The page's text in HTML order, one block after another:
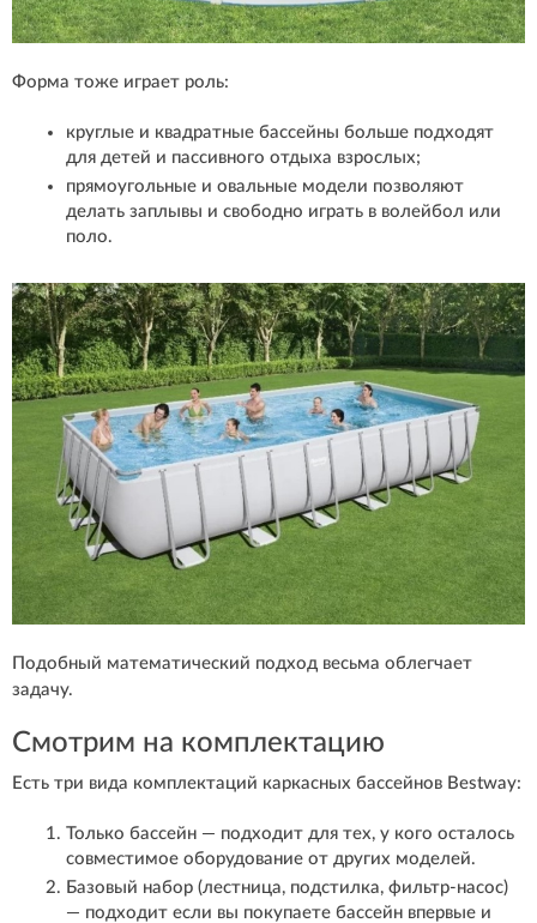
Форма тоже играет роль:
круглые и квадратные бассейны больше подходят
для детей и пассивного отдыха взрослых;
прямоугольные и овальные модели позволяют
делать заплывы и свободно играть в волейбол или
поло.
Подобный математический подход весьма облегчает
задачу.
Смотрим на комплектацию
Есть три вида комплектаций каркасных бассейнов Bestway:
Только бассейн — подходит для тех, у кого осталось
совместимое оборудование от других моделей.
Базовый набор (лестница, подстилка, фильтр-насос)
— подходит если вы покупаете бассейн впервые и